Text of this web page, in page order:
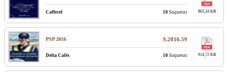
863,34 KB
Caffecel 10 Saquetas
PSP 2016 S.2016.59
914,72 KB
Delta Cafés 10 Saquetas